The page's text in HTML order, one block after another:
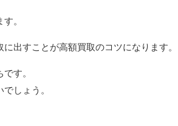
。
出すことが高額買取のコツになります。
す。
しょう。